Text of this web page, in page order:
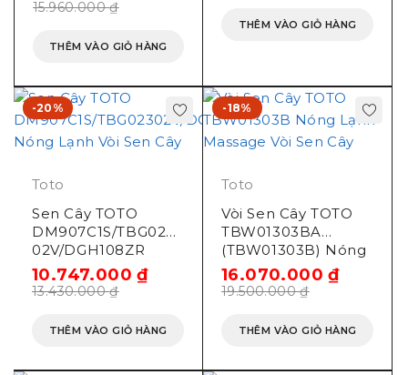
Video giới thiệu sen cây nhiệt độ
Toto TBW 01402 B
15.960.000₫
THÊM VÀO GIỎ HÀNG
THÊM VÀO GIỎ HÀNG
-20%
Toto
Sen Cây TOTO
DM907C1S/TBG023
02V/DGH108ZR
Nóng Lạnh
13.430.000₫
10.747.000₫
THÊM VÀO GIỎ HÀNG
-18%
Toto
Vòi Sen Cây TOTO
TBW01303BA
(TBW01303B) Nóng
Lạnh Massage
19.500.000₫
16.070.000₫
THÊM VÀO GIỎ HÀNG